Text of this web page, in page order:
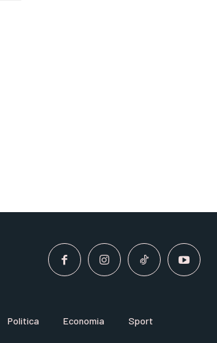
Politica Economia
Sport